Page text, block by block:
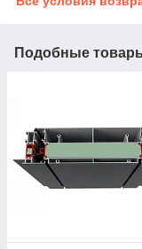
Подобные